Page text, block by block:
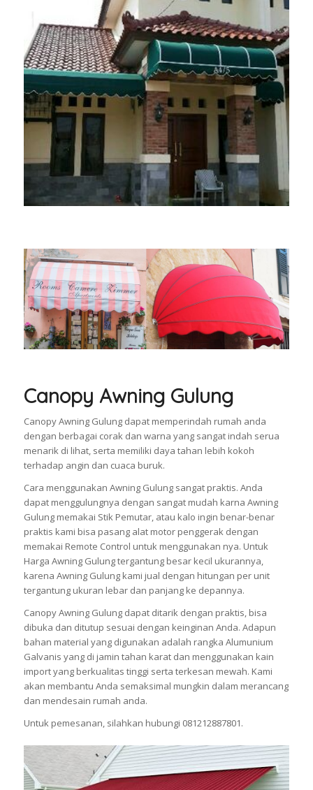
Canopy Awning Gulung
Canopy Awning Gulung dapat memperindah rumah anda
dengan berbagai corak dan warna yang sangat indah serua
menarik di lihat, serta memiliki daya tahan lebih kokoh
terhadap angin dan cuaca buruk.
Cara menggunakan Awning Gulung sangat praktis. Anda
dapat menggulungnya dengan sangat mudah karna Awning
Gulung memakai Stik Pemutar, atau kalo ingin benar-benar
praktis kami bisa pasang alat motor penggerak dengan
memakai Remote Control untuk menggunakan nya. Untuk
Harga Awning Gulung tergantung besar kecil ukurannya,
karena Awning Gulung kami jual dengan hitungan per unit
tergantung ukuran lebar dan panjang ke depannya.
Canopy Awning Gulung dapat ditarik dengan praktis, bisa
dibuka dan ditutup sesuai dengan keinginan Anda. Adapun
bahan material yang digunakan adalah rangka Alumunium
Galvanis yang di jamin tahan karat dan menggunakan kain
import yang berkualitas tinggi serta terkesan mewah. Kami
akan membantu Anda semaksimal mungkin dalam merancang
dan mendesain rumah anda.
Untuk pemesanan, silahkan hubungi 081212887801.